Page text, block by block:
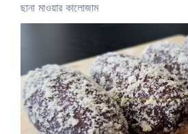
ছানা মাওয়ার কালোজাম